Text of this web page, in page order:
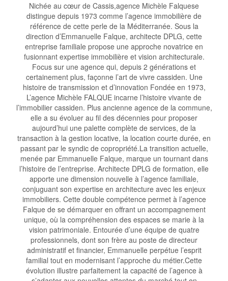
Nichée au cœur de Cassis,agence Michèle Falquese
distingue depuis 1973 comme l’agence immobilière de
référence de cette perle de la Méditerranée. Sous la
direction d’Emmanuelle Falque, architecte DPLG, cette
entreprise familiale propose une approche novatrice en
fusionnant expertise immobilière et vision architecturale.
Focus sur une agence qui, depuis 2 générations et
certainement plus, façonne l’art de vivre cassiden. Une
histoire de transmission et d’innovation Fondée en 1973,
L’agence Michèle FALQUE incarne l’histoire vivante de
l’immobilier cassiden. Plus ancienne agence de la commune,
elle a su évoluer au fil des décennies pour proposer
aujourd’hui une palette complète de services, de la
transaction à la gestion locative, la location courte durée, en
passant par le syndic de copropriété.La transition actuelle,
menée par Emmanuelle Falque, marque un tournant dans
l’histoire de l’entreprise. Architecte DPLG de formation, elle
apporte une dimension nouvelle à l’agence familiale,
conjuguant son expertise en architecture avec les enjeux
immobiliers. Cette double compétence permet à l’agence
Falque de se démarquer en offrant un accompagnement
unique, où la compréhension des espaces se marie à la
vision patrimoniale. Entourée d’une équipe de quatre
professionnels, dont son frère au poste de directeur
administratif et financier, Emmanuelle perpétue l’esprit
familial tout en modernisant l’approche du métier.Cette
évolution illustre parfaitement la capacité de l’agence à